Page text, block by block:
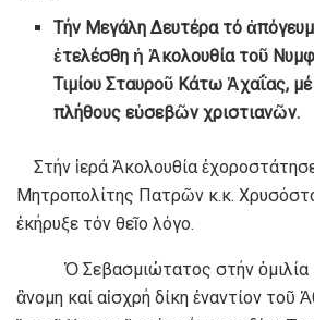
Τήν Μεγάλη Δευτέρα τό
ἐτελέσθη ἡ Ἀκολουθία τοῦ
Τιμίου Σταυροῦ Κάτω Ἀχαΐας,
πλήθους εὐσεβῶν χριστιανῶν.
Στήν ἱερά Ἁκολουθία
Μητροπολίτης Πατρῶν κ.κ.
ἐκήρυξε τόν θεῖο λόγο.
Ὁ Σεβασμιώτατος στήν ὁμιλία
ἂνομη καί αἰσχρή δίκη ἐναντίον τοῦ